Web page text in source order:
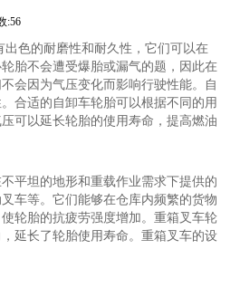
:56
色的耐磨性和耐久性，它们可以在
胎不会遭受爆胎或漏气的题，因此在
会因为气压变化而影响行驶性能。自
合适的自卸车轮胎可以根据不同的用
可以延长轮胎的使用寿命，提高燃油
平坦的地形和重载作业需求下提供的
车等。它们能够在仓库内频繁的货物
轮胎的抗疲劳强度增加。重箱叉车轮
延长了轮胎使用寿命。重箱叉车的设